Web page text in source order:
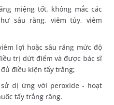
miệng tốt, không mắc các
sâu răng, viêm tủy, viêm
lợi hoặc sâu răng mức độ
trị dứt điểm và được bác sĩ
điều kiện tẩy trắng;
dị ứng với peroxide - hoạt
tẩy trắng răng.